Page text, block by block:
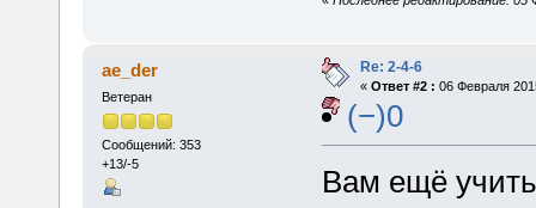
ae_der
Ветеран
Сообщений: 353
+13/-5
Re: 2-4-6
« Ответ #2 : 06 Февраля
(−)0
Вам ещё